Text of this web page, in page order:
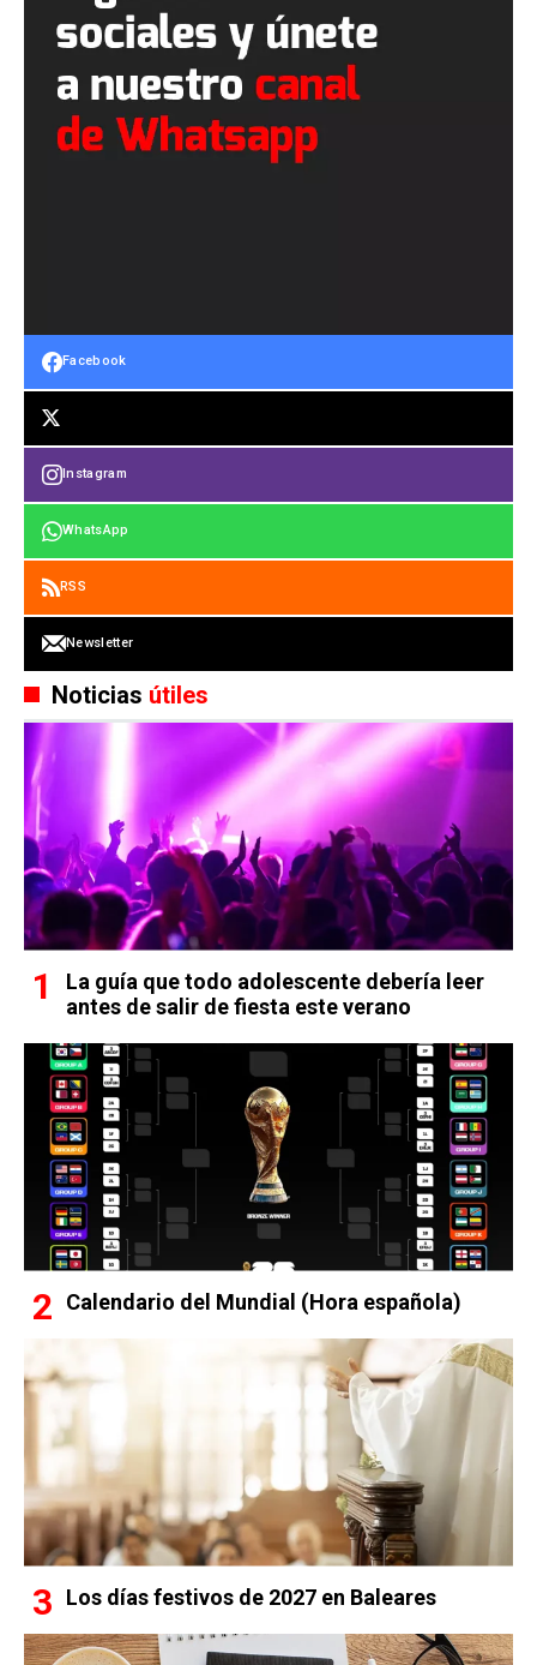
Facebook
Instagram
WhatsApp
RSS
Newsletter
Noticias útiles
La guía que todo adolescente debería leer
antes de salir de fiesta este verano
Calendario del Mundial (Hora española)
Los días festivos de 2027 en Baleares